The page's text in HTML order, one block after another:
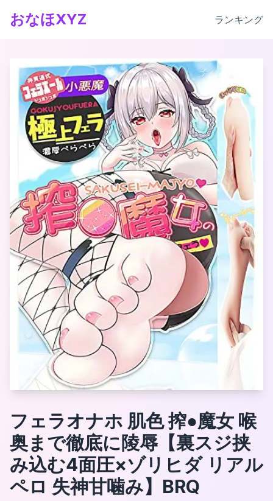
おなほXYZ ランキング
フェラオナホ 肌色 搾●魔女 喉
奥まで徹底に陵辱【裏スジ挟
み込む4面圧×ゾリヒダ リアル
ペロ 失神甘噛み】BRQ